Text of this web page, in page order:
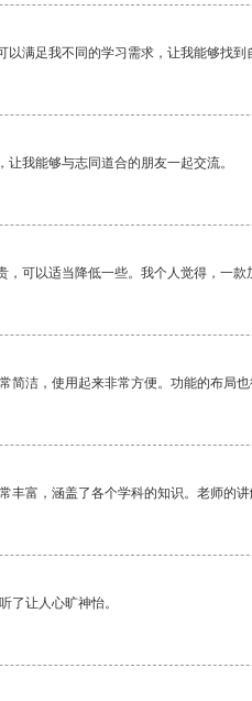
满足我不同的学习需求，让我能够找到
我能够与志同道合的朋友一起交流。
，可以适当降低一些。我个人觉得，一款
简洁，使用起来非常方便。功能的布局也
丰富，涵盖了各个学科的知识。老师的
了让人心旷神怡。